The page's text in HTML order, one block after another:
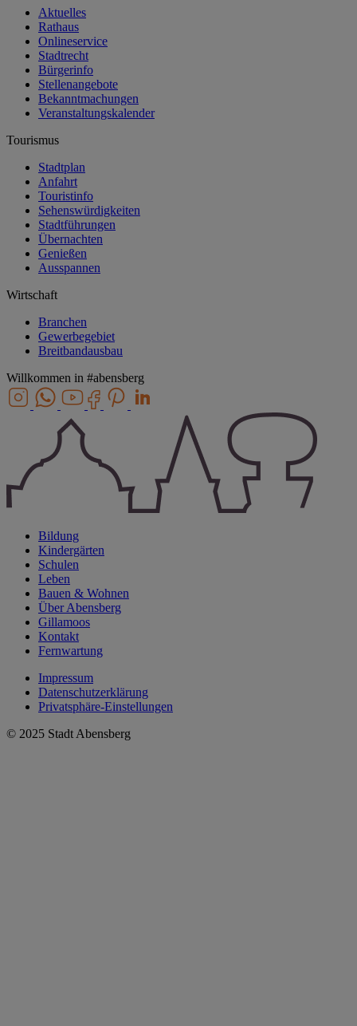
Aktuelles
Rathaus
Onlineservice
Stadtrecht
Bürgerinfo
Stellenangebote
Bekanntmachungen
Veranstaltungskalender
Tourismus
Stadtplan
Anfahrt
Touristinfo
Sehenswürdigkeiten
Stadtführungen
Übernachten
Genießen
Ausspannen
Wirtschaft
Branchen
Gewerbegebiet
Breitbandausbau
Willkommen in #abensberg
Bildung
Kindergärten
Schulen
Leben
Bauen & Wohnen
Über Abensberg
Gillamoos
Kontakt
Fernwartung
Impressum
Datenschutzerklärung
Privatsphäre-Einstellungen
© 2025 Stadt Abensberg